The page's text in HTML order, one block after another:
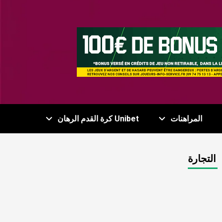
Unibet كرة القدم الرهان المراهنات
التجارة